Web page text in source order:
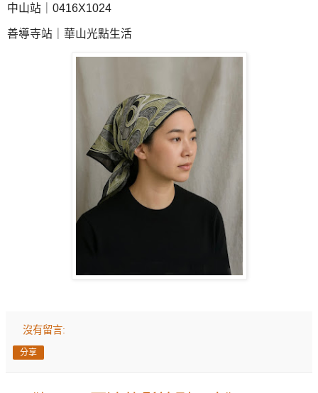
中山站｜0416X1024
善導寺站｜華山光點生活
沒有留言:
分享